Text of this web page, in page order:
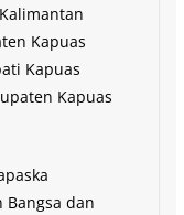
Kapuas
Kapuas
Kapuas
Bangsa dan